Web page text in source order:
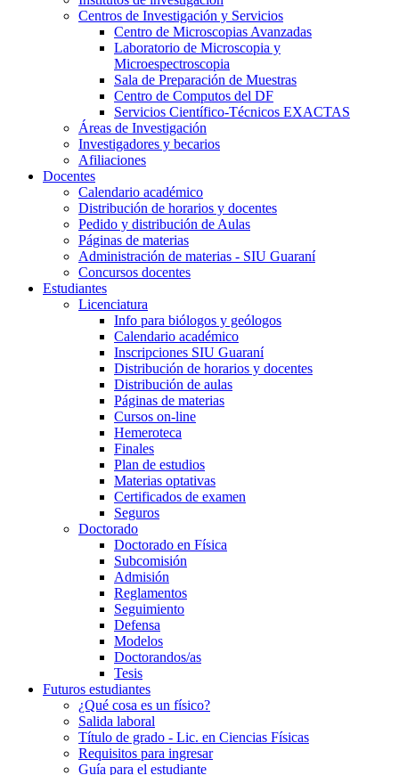
Centros de Investigación y Servicios
Centro de Microscopias Avanzadas
Laboratorio de Microscopia y
Microespectroscopia
Sala de Preparación de Muestras
Centro de Computos del DF
Servicios Científico-Técnicos EXACTAS
Áreas de Investigación
Investigadores y becarios
Afiliaciones
Docentes
Calendario académico
Distribución de horarios y docentes
Pedido y distribución de Aulas
Páginas de materias
Administración de materias - SIU Guaraní
Concursos docentes
Estudiantes
Licenciatura
Info para biólogos y geólogos
Calendario académico
Inscripciones SIU Guaraní
Distribución de horarios y docentes
Distribución de aulas
Páginas de materias
Cursos on-line
Hemeroteca
Finales
Plan de estudios
Materias optativas
Certificados de examen
Seguros
Doctorado
Doctorado en Física
Subcomisión
Admisión
Reglamentos
Seguimiento
Defensa
Modelos
Doctorandos/as
Tesis
Futuros estudiantes
¿Qué cosa es un físico?
Salida laboral
Título de grado - Lic. en Ciencias Físicas
Requisitos para ingresar
Guía para el estudiante